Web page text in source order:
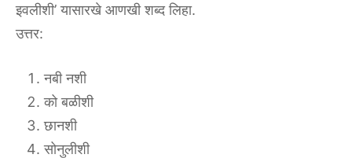
इवलीशी’ यासारखे आणखी शब्द लिहा.
उत्तर:
नबी नशी
को बळीशी
छानशी
सोनुलीशी